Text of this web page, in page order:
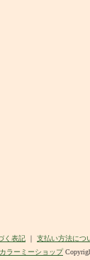
く表記 ｜ 支払い方法につ
カラーミーショップ